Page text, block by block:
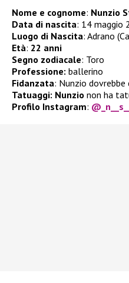
Nome e cognome: Nunzio
Data di nascita: 14 maggio
Luogo di Nascita: Adrano
Età: 22 anni
Segno zodiacale: Toro
Professione: ballerino
Fidanzata: Nunzio dovrebbe
Tatuaggi: Nunzio non ha
Profilo Instagram: